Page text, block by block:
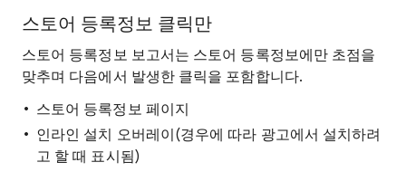
스토어 등록정보 클릭만
스토어 등록정보 보고서는 스토어 등록정보에만 초점을
맞추며 다음에서 발생한 클릭을 포함합니다.
스토어 등록정보 페이지
인라인 설치 오버레이(경우에 따라 광고에서 설치하려
고 할 때 표시됨)